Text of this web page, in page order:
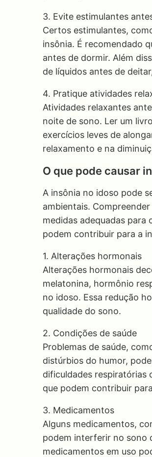
3. Evite estimulantes
Certos estimulantes,
insônia. É recomendado
antes de dormir. Além
de líquidos antes de
4. Pratique atividades
Atividades relaxantes
noite de sono. Ler um
exercícios leves de
relaxamento e na
O que pode causar
A insônia no idoso pode
ambientais.
medidas adequadas
podem contribuir para a
1. Alterações hormonais
Alterações hormonais
melatonina, hormônio
no idoso. Essa redução
qualidade do sono.
2. Condições de saúde
Problemas de saúde,
distúrbios do humor,
dificuldades respiratórias
que podem contribuir
3. Medicamentos
Alguns medicamentos,
podem interferir no sono
medicamentos em uso